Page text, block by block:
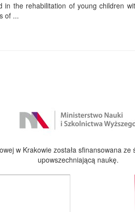
the rehabilitation of young children
of ...
w Krakowie została sfinansowana
upowszechniającą naukę.